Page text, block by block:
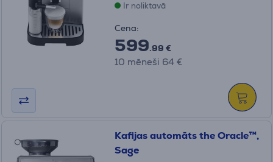
Ir noliktavā
Cena:
599.99 €
10 mēneši 64 €
Kafijas automāts the Oracle™,
Sage